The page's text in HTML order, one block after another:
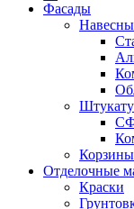
Фасады
Отделочные
Краски